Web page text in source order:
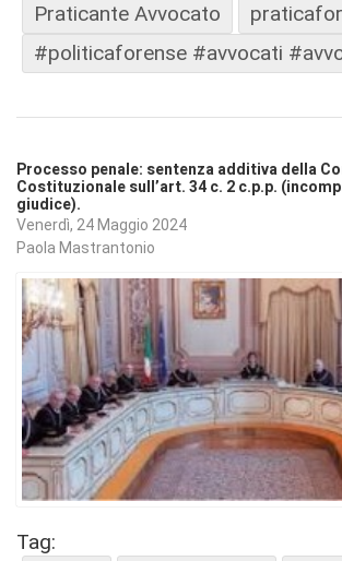
Praticante Avvocato
#politicaforense #avvocati
Processo penale: sentenza additiva della
Costituzionale sull’art. 34 c. 2 c.p.p.
giudice).
Venerdì, 24 Maggio 2024
Paola Mastrantonio
Tag: